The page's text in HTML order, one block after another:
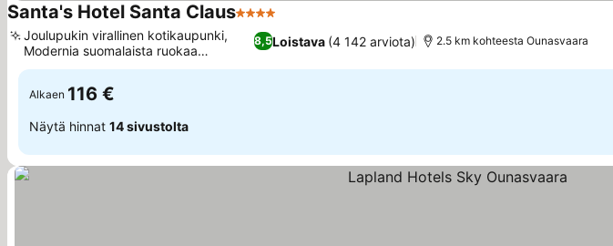
Santa's Hotel Santa Claus4 Tähtiluokitus
8,5Loistava (4 142 arviota)
Joulupukin virallinen kotikaupunki,
Modernia suomalaista ruokaa
Gaissassa
2.5 km kohteesta Ounasvaara
Alkaen 116 €
Näytä hinnat 14 sivustolta